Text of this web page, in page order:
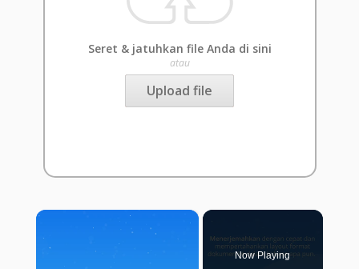
Seret & jatuhkan file Anda di sini
atau
Upload file
×
Now Playing